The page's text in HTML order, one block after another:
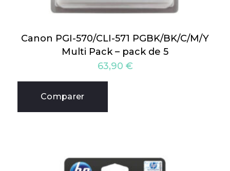
Canon PGI-570/CLI-571 PGBK/BK/C/M/Y
Multi Pack – pack de 5
63,90 €
Comparer